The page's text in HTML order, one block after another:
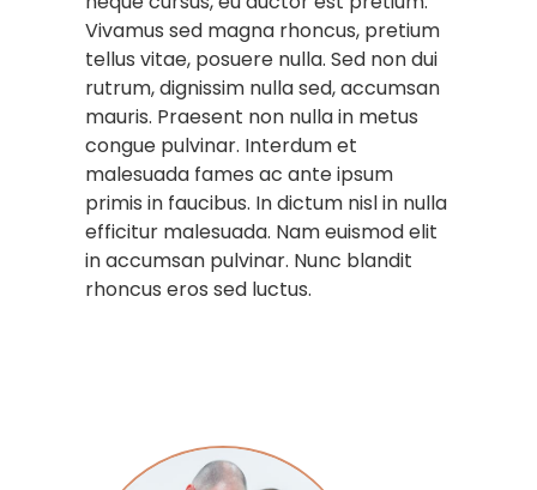
Vivamus sed magna rhoncus, pretium
tellus vitae, posuere nulla. Sed non dui
rutrum, dignissim nulla sed, accumsan
mauris. Praesent non nulla in metus
congue pulvinar. Interdum et
malesuada fames ac ante ipsum
primis in faucibus. In dictum nisl in nulla
efficitur malesuada. Nam euismod elit
in accumsan pulvinar. Nunc blandit
rhoncus eros sed luctus.